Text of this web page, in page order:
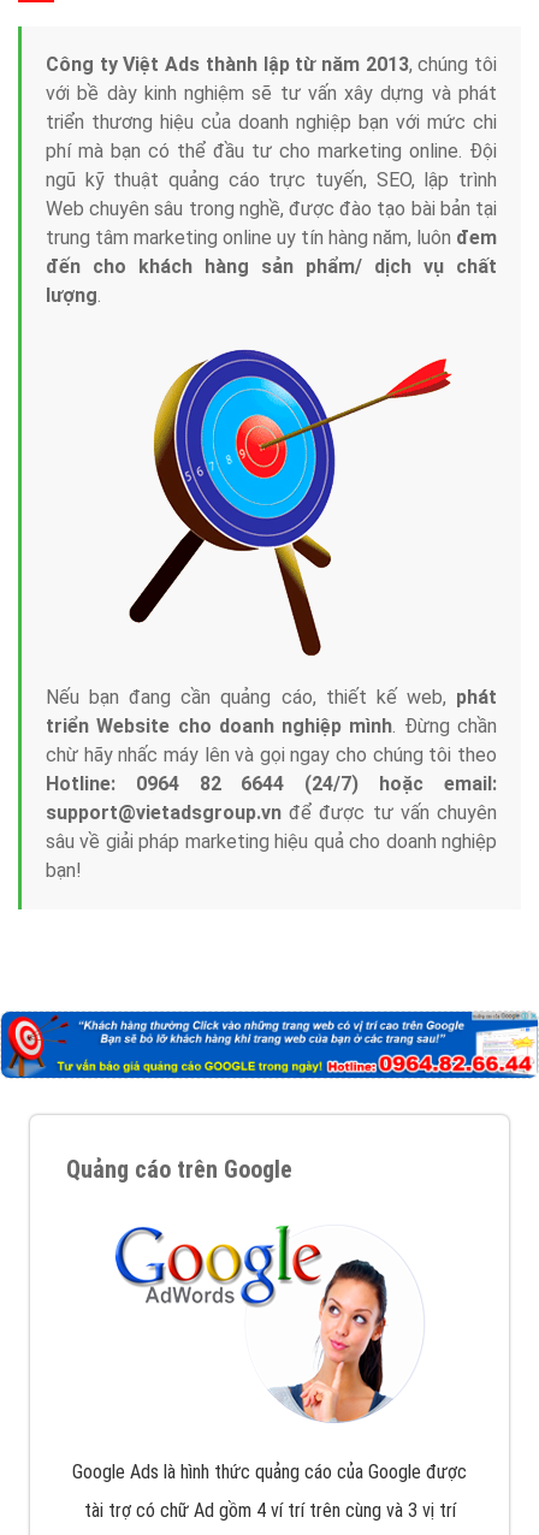
Công ty Việt Ads thành lập từ năm 2013, chúng tôi
với bề dày kinh nghiệm sẽ tư vấn xây dựng và phát
triển thương hiệu của doanh nghiệp bạn với mức chi
phí mà bạn có thể đầu tư cho marketing online. Đội
ngũ kỹ thuật quảng cáo trực tuyến, SEO, lập trình
Web chuyên sâu trong nghề, được đào tạo bài bản tại
trung tâm marketing online uy tín hàng năm, luôn đem
đến cho khách hàng sản phẩm/ dịch vụ chất
lượng.
Nếu bạn đang cần quảng cáo, thiết kế web, phát
triển Website cho doanh nghiệp mình. Đừng chần
chừ hãy nhấc máy lên và gọi ngay cho chúng tôi theo
Hotline: 0964 82 6644 (24/7) hoặc email:
support@vietadsgroup.vn để được tư vấn chuyên
sâu về giải pháp marketing hiệu quả cho doanh nghiệp
bạn!
Quảng cáo trên Google
Google Ads là hình thức quảng cáo của Google được
tài trợ có chữ Ad gồm 4 ví trí trên cùng và 3 vị trí